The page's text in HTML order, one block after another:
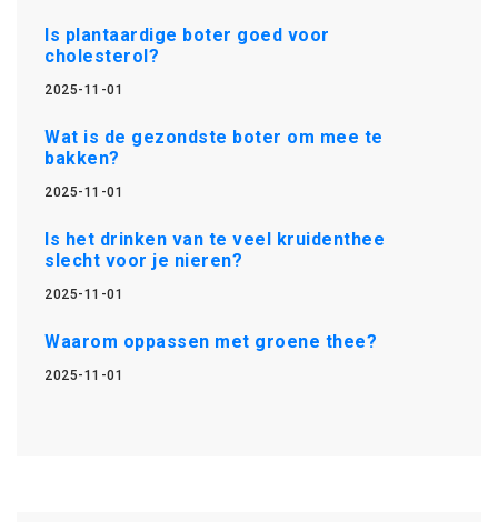
Is plantaardige boter goed voor
cholesterol?
2025-11-01
Wat is de gezondste boter om mee te
bakken?
2025-11-01
Is het drinken van te veel kruidenthee
slecht voor je nieren?
2025-11-01
Waarom oppassen met groene thee?
2025-11-01